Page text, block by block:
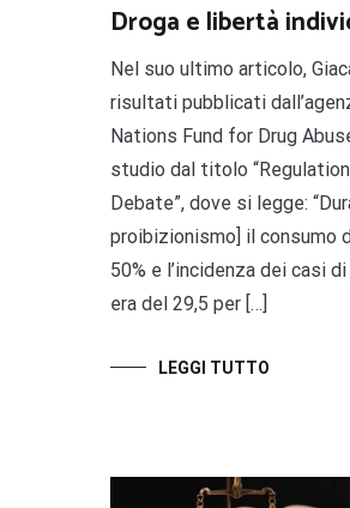
Droga e libertà
Nel suo ultimo articolo,
risultati pubblicati
Nations Fund for Drug
studio dal titolo
Debate”, dove si legge:
proibizionismo] il consumo
50% e l’incidenza dei casi
era del 29,5 per […]
LEGGI TUTTO